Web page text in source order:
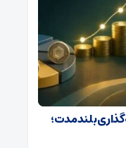
بلندمدت؛